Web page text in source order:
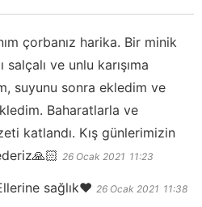
çorbanız harika. Bir minik
ve unlu karışıma
suyunu sonra ekledim ve
Baharatlarla ve
katlandı. Kış günlerimizin
26 Ocak 2021 11:23
sağlık❤️ 26 Ocak 2021 11:38